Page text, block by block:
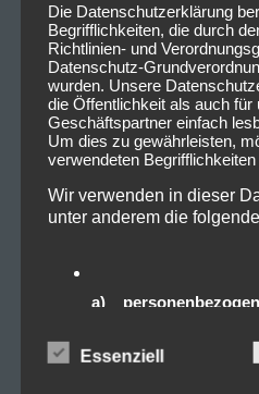
Tags: Menzingers
0 0
Vorankündigung: 2023-
04-30 & 2023-05-01
Tour 2023 @Zenith
Die Datenschutzerklärung
Begrifflichkeiten, die durch
Richtlinien- und
Datenschutz-
wurden. Unsere
die Öffentlichkeit als auch für
Geschäftspartner einfach
Um dies zu gewährleisten,
verwendeten Begrifflichkeiten
Wir verwenden in dieser
unter anderem die
a)
Personenbezogene
Informationen, die sich
Essenziell